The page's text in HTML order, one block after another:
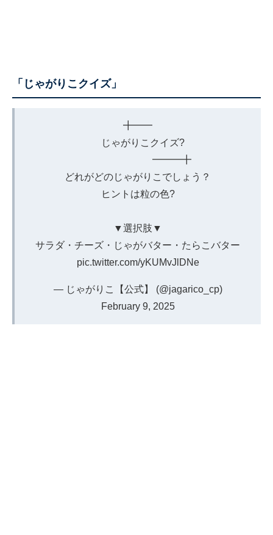
「じゃがりこクイズ」
╋━━
じゃがりこクイズ?
━━━╋
どれがどのじゃがりこでしょう？
ヒントは粒の色?
▼選択肢▼
サラダ・チーズ・じゃがバター・たらこバター
pic.twitter.com/yKUMvJlDNe
— じゃがりこ【公式】 (@jagarico_cp)
February 9, 2025